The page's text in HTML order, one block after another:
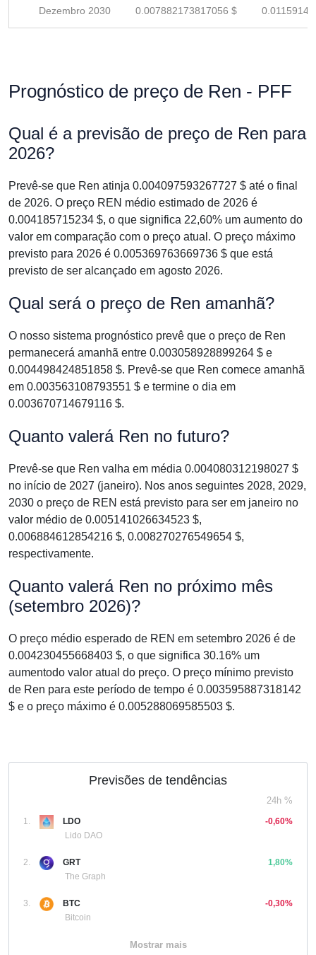
Dezembro 2030 0.007882173817056 $
Prognóstico de preço de Ren - PFF
Qual é a previsão de preço de Ren para
2026?
Prevê-se que Ren atinja 0.004097593267727 $ até o final
de 2026. O preço REN médio estimado de 2026 é
0.004185715234 $, o que significa 22,60% um aumento do
valor em comparação com o preço atual. O preço máximo
previsto para 2026 é 0.005369763669736 $ que está
previsto de ser alcançado em agosto 2026.
Qual será o preço de Ren amanhã?
O nosso sistema prognóstico prevê que o preço de Ren
permanecerá amanhã entre 0.003058928899264 $ e
0.004498424851858 $. Prevê-se que Ren comece amanhã
em 0.003563108793551 $ e termine o dia em
0.003670714679116 $.
Quanto valerá Ren no futuro?
Prevê-se que Ren valha em média 0.004080312198027 $
no início de 2027 (janeiro). Nos anos seguintes 2028, 2029,
2030 o preço de REN está previsto para ser em janeiro no
valor médio de 0.005141026634523 $,
0.006884612854216 $, 0.008270276549654 $,
respectivamente.
Quanto valerá Ren no próximo mês
(setembro 2026)?
O preço médio esperado de REN em setembro 2026 é de
0.004230455668403 $, o que significa 30.16% um
aumentodo valor atual do preço. O preço mínimo previsto
de Ren para este período de tempo é 0.003595887318142
$ e o preço máximo é 0.005288069585503 $.
Previsões de tendências
24h %
1.
LDO
Lido DAO
-0,60%
2.
GRT
The Graph
1,80%
3.
BTC
Bitcoin
-0,30%
Mostrar mais